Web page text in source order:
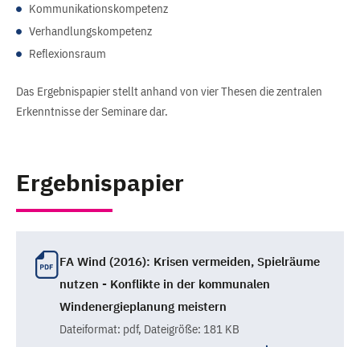
Kommunikationskompetenz
Verhandlungskompetenz
Reflexionsraum
Das Ergebnispapier stellt anhand von vier Thesen die zentralen
Erkenntnisse der Seminare dar.
Ergebnispapier
FA Wind (2016): Krisen vermeiden, Spielräume
nutzen - Konflikte in der kommunalen
Windenergieplanung meistern
Dateiformat: pdf, Dateigröße: 181 KB